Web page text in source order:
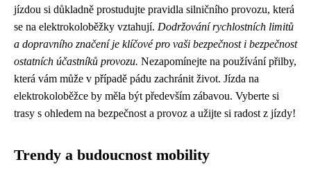
jízdou si důkladně prostudujte pravidla silničního provozu, která
se na elektrokoloběžky vztahují. Dodržování rychlostních limitů
a dopravního značení je klíčové pro vaši bezpečnost i bezpečnost
ostatních účastníků provozu. Nezapomínejte na používání přilby,
která vám může v případě pádu zachránit život. Jízda na
elektrokoloběžce by měla být především zábavou. Vyberte si
trasy s ohledem na bezpečnost a provoz a užijte si radost z jízdy!
Trendy a budoucnost mobility